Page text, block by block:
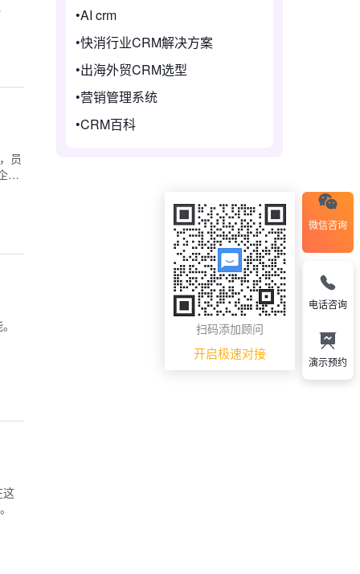
员
业
这
AI crm
快消行业CRM解决方案
出海外贸CRM选型
营销管理系统
CRM百科
微信咨询
扫码添加顾问
开启极速对接
电话咨询
演示预约